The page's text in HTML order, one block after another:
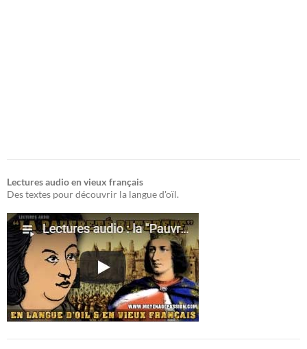
Lectures audio en vieux français
Des textes pour découvrir la langue d'oïl.